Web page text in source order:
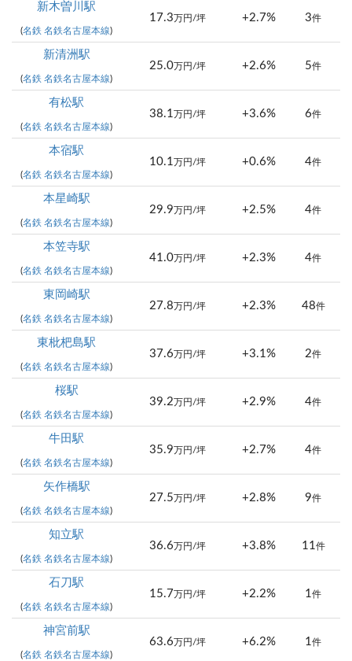
新木曽川駅
(名鉄 名鉄名古屋本線)
17.3万円/坪 +2.7% 3件
新清洲駅
(名鉄 名鉄名古屋本線)
25.0万円/坪 +2.6% 5件
有松駅
(名鉄 名鉄名古屋本線)
38.1万円/坪 +3.6% 6件
本宿駅
(名鉄 名鉄名古屋本線)
10.1万円/坪 +0.6% 4件
本星崎駅
(名鉄 名鉄名古屋本線)
29.9万円/坪 +2.5% 4件
本笠寺駅
(名鉄 名鉄名古屋本線)
41.0万円/坪 +2.3% 4件
東岡崎駅
(名鉄 名鉄名古屋本線)
27.8万円/坪 +2.3% 48件
東枇杷島駅
(名鉄 名鉄名古屋本線)
37.6万円/坪 +3.1% 2件
桜駅
(名鉄 名鉄名古屋本線)
39.2万円/坪 +2.9% 4件
牛田駅
(名鉄 名鉄名古屋本線)
35.9万円/坪 +2.7% 4件
矢作橋駅
(名鉄 名鉄名古屋本線)
27.5万円/坪 +2.8% 9件
知立駅
(名鉄 名鉄名古屋本線)
36.6万円/坪 +3.8% 11件
石刀駅
(名鉄 名鉄名古屋本線)
15.7万円/坪 +2.2% 1件
神宮前駅
(名鉄 名鉄名古屋本線)
63.6万円/坪 +6.2% 1件